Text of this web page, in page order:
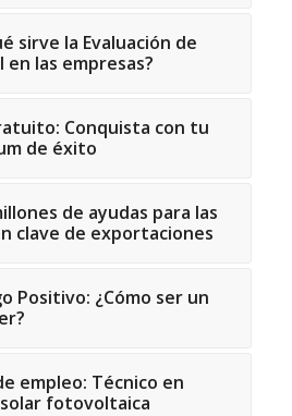
sirve la Evaluación de
en las empresas?
Conquista con tu
de éxito
de ayudas para las
clave de exportaciones
Positivo: ¿Cómo ser un
empleo: Técnico en
fotovoltaica